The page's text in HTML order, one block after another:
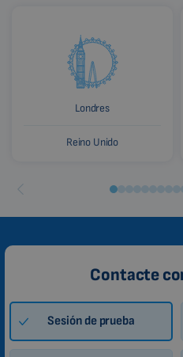
Londres
Reino Unido
Contacte
Sesión de prueba